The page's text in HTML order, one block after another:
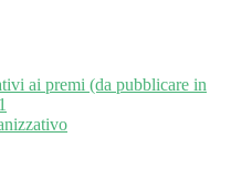
ai premi (da pubblicare in
1